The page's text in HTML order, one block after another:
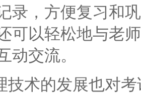
录，方便复习和
可以轻松地与老
动交流。
术的发展也对考